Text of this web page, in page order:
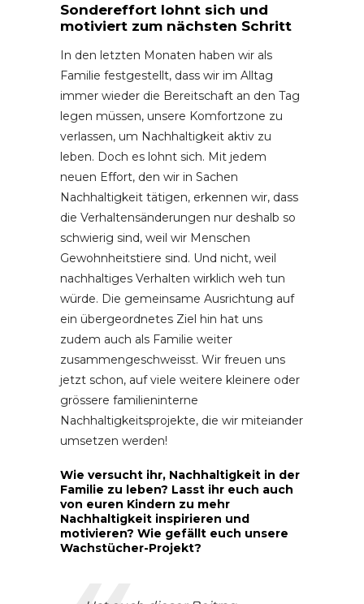
Sondereffort lohnt sich und
motiviert zum nächsten Schritt
In den letzten Monaten haben wir als
Familie festgestellt, dass wir im Alltag
immer wieder die Bereitschaft an den Tag
legen müssen, unsere Komfortzone zu
verlassen, um Nachhaltigkeit aktiv zu
leben. Doch es lohnt sich. Mit jedem
neuen Effort, den wir in Sachen
Nachhaltigkeit tätigen, erkennen wir, dass
die Verhaltensänderungen nur deshalb so
schwierig sind, weil wir Menschen
Gewohnheitstiere sind. Und nicht, weil
nachhaltiges Verhalten wirklich weh tun
würde. Die gemeinsame Ausrichtung auf
ein übergeordnetes Ziel hin hat uns
zudem auch als Familie weiter
zusammengeschweisst. Wir freuen uns
jetzt schon, auf viele weitere kleinere oder
grössere familieninterne
Nachhaltigkeitsprojekte, die wir miteiander
umsetzen werden!
Wie versucht ihr, Nachhaltigkeit in der
Familie zu leben? Lasst ihr euch auch
von euren Kindern zu mehr
Nachhaltigkeit inspirieren und
motivieren? Wie gefällt euch unsere
Wachstücher-Projekt?